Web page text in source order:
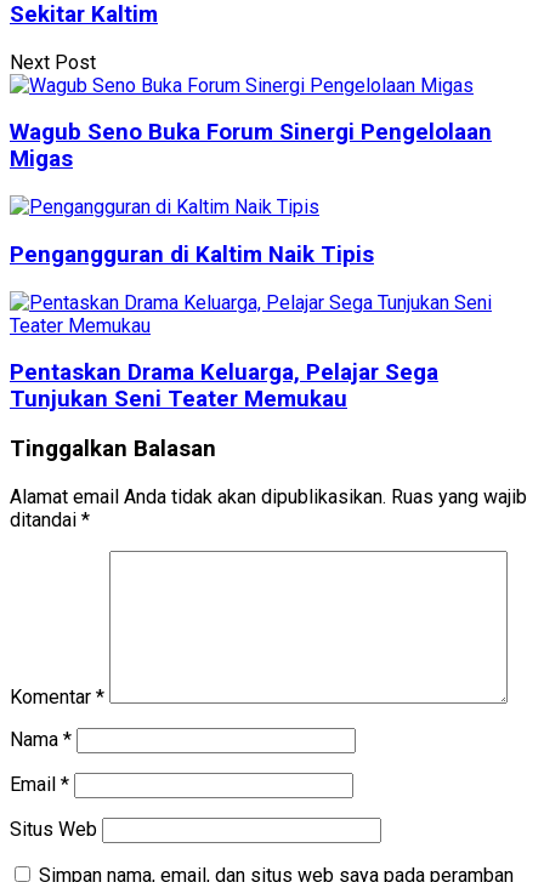
Sekitar Kaltim
Next Post
Wagub Seno Buka Forum Sinergi Pengelolaan
Migas
Pengangguran di Kaltim Naik Tipis
Pentaskan Drama Keluarga, Pelajar Sega
Tunjukan Seni Teater Memukau
Tinggalkan Balasan
Alamat email Anda tidak akan dipublikasikan. Ruas yang wajib
ditandai *
Komentar *
Nama *
Email *
Situs Web
Simpan nama, email, dan situs web saya pada peramban